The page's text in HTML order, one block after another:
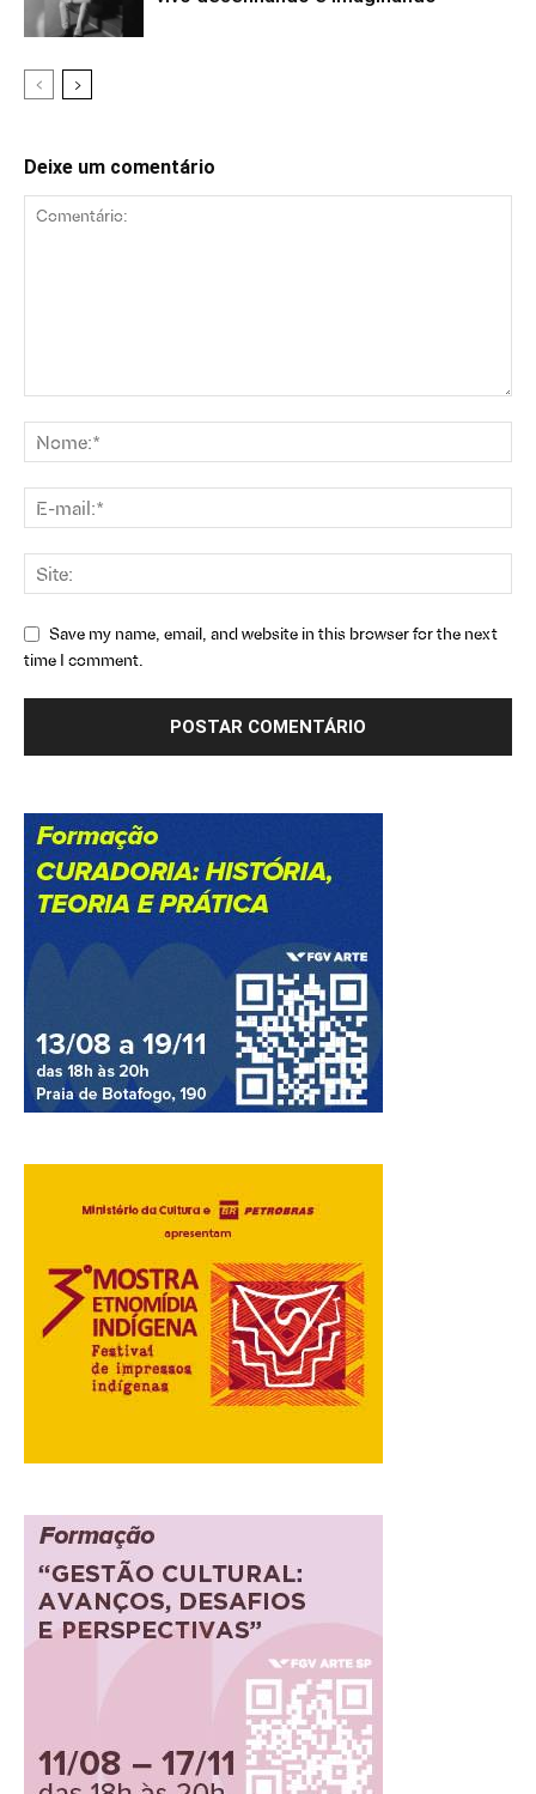
Deixe um comentário
Save my name, email, and website in this browser for the next
time I comment.